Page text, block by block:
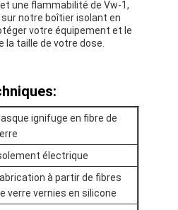
une flammabilité de Vw-1,
notre boîtier isolant en
votre équipement et le
la taille de votre dose.
ignifuge en fibre de
électrique
à partir de fibres
verre vernies en silicone